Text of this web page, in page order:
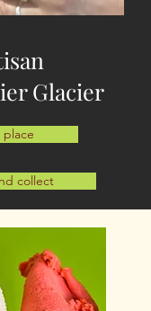
Glacier
place
collect